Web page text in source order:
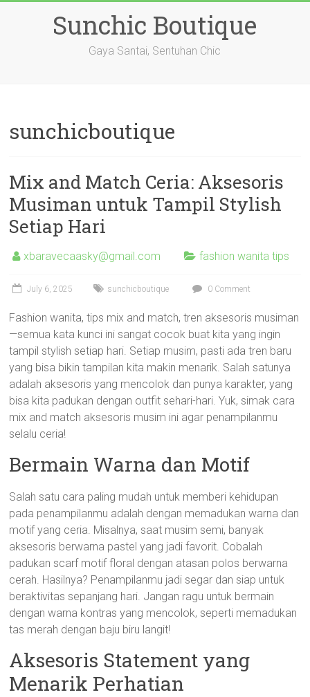
Sunchic Boutique
Gaya Santai, Sentuhan Chic
sunchicboutique
Mix and Match Ceria: Aksesoris
Musiman untuk Tampil Stylish
Setiap Hari
xbaravecaasky@gmail.com fashion wanita tips
July 6, 2025 sunchicboutique 0 Comment
Fashion wanita, tips mix and match, tren aksesoris musiman
—semua kata kunci ini sangat cocok buat kita yang ingin
tampil stylish setiap hari. Setiap musim, pasti ada tren baru
yang bisa bikin tampilan kita makin menarik. Salah satunya
adalah aksesoris yang mencolok dan punya karakter, yang
bisa kita padukan dengan outfit sehari-hari. Yuk, simak cara
mix and match aksesoris musim ini agar penampilanmu
selalu ceria!
Bermain Warna dan Motif
Salah satu cara paling mudah untuk memberi kehidupan
pada penampilanmu adalah dengan memadukan warna dan
motif yang ceria. Misalnya, saat musim semi, banyak
aksesoris berwarna pastel yang jadi favorit. Cobalah
padukan scarf motif floral dengan atasan polos berwarna
cerah. Hasilnya? Penampilanmu jadi segar dan siap untuk
beraktivitas sepanjang hari. Jangan ragu untuk bermain
dengan warna kontras yang mencolok, seperti memadukan
tas merah dengan baju biru langit!
Aksesoris Statement yang
Menarik Perhatian